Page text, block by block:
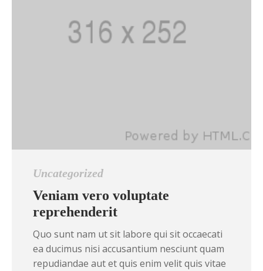
Uncategorized
Veniam vero voluptate
reprehenderit
Quo sunt nam ut sit labore qui sit occaecati
ea ducimus nisi accusantium nesciunt quam
repudiandae aut et quis enim velit quis vitae